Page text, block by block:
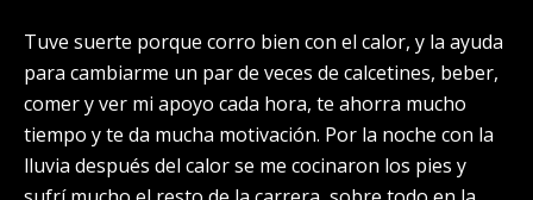
Tuve suerte porque corro bien con el calor, y la ayuda
para cambiarme un par de veces de calcetines, beber,
comer y ver mi apoyo cada hora, te ahorra mucho
tiempo y te da mucha motivación. Por la noche con la
lluvia después del calor se me cocinaron los pies y